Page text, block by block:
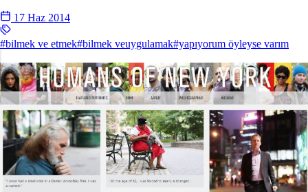
17 Haz 2014
#bilmek ve etmek#bilmek veuygulamak#yapıyorum öyleyse varım